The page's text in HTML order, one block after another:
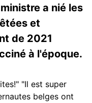
a nié les
et
de 2021
à l'époque.
"Il est super
belges ont